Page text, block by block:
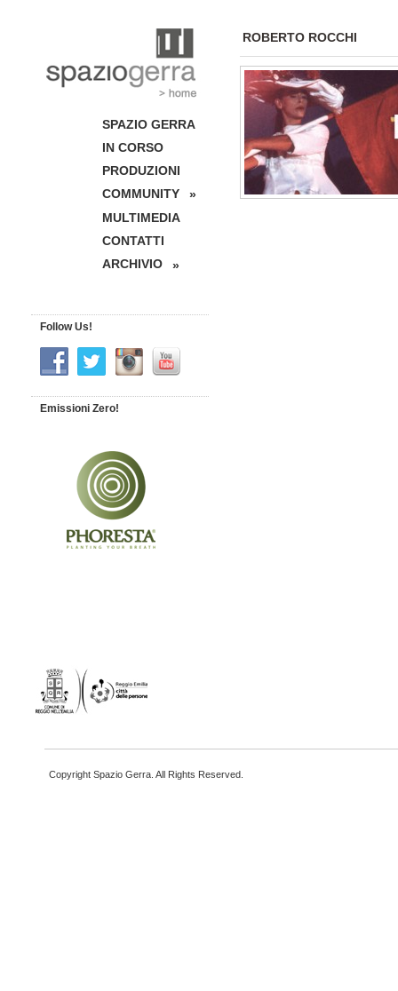
ROBERTO ROCCHI
SPAZIO GERRA
IN CORSO
PRODUZIONI
COMMUNITY
»
MULTIMEDIA
CONTATTI
ARCHIVIO
»
Follow Us!
Emissioni Zero!
Copyright Spazio Gerra. All Rights Reserved.